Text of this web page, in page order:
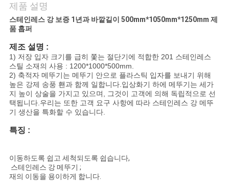
요
뉴
스
인
용
을
제품 설명
스테인레스 강 보증 1년과 바깥길이 500mm*1050mm*1250mm 제
품 홉퍼
제조 설명 :
1) 저장 입자 크기를 급히 쫓는 절단기에 적합한 201 스테인레스
스틸 소재의 사용 : 1200*1000*500mm.
2) 축적자 메뚜기는 메뚜기 안으로 플라스틱 입자를 보내기 위해
높은 강제 송풍 홴과 함께 일합니다.입상화기 하에 메뚜기는 세가
지 높이 상술을 가지고 있으며, 그것이 고객에 의해 독립적으로 선
택됩니다.우리는 또한 고객 요구 사항에 따라 스테인레스 강 메뚜
기 생산을 특화할 수 있습니다.
특징 :
이동하도록 쉽고 세척되도록 쉽습니다,
스테인레스 강 메뚜기 ;
재의 이동을 용이하게 합니다.